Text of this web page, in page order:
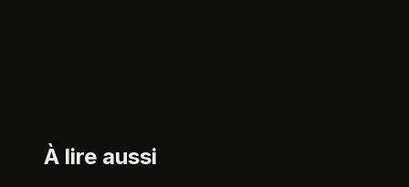
À lire aussi